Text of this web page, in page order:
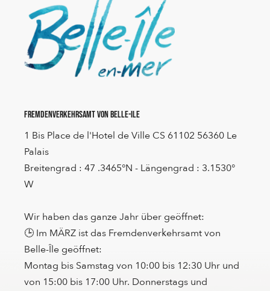
Fremdenverkehrsamt von Belle-Ile
1 Bis Place de l'Hotel de Ville CS 61102 56360 Le
Palais
Breitengrad : 47 .3465°N - Längengrad : 3.1530°
W
Wir haben das ganze Jahr über geöffnet:
🕒 Im MÄRZ ist das Fremdenverkehrsamt von
Belle-Île geöffnet:
Montag bis Samstag von 10:00 bis 12:30 Uhr und
von 15:00 bis 17:00 Uhr. Donnerstags und